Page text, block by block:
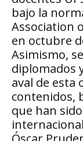
bajo la
Association
en octubre
Asimismo,
diplomados
aval de esta
contenidos,
que han